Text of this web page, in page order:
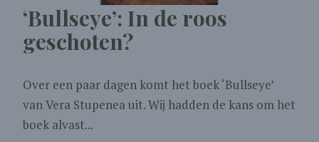
‘Bullseye’: In de roos
geschoten?
Over een paar dagen komt het boek ‘Bullseye’
van Vera Stupenea uit. Wij hadden de kans om het
boek alvast...